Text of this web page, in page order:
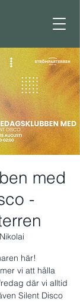
med
-
Nikolai
här!
vi att hålla
där vi alltid
Silent Disco